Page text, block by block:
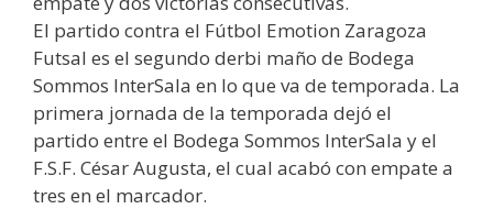
El partido contra el Fútbol Emotion Zaragoza
Futsal es el segundo derbi maño de Bodega
Sommos InterSala en lo que va de temporada. La
primera jornada de la temporada dejó el
partido entre el Bodega Sommos InterSala y el
F.S.F. César Augusta, el cual acabó con empate a
tres en el marcador.